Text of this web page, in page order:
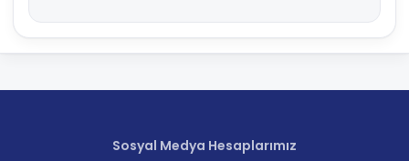
Sosyal Medya Hesaplarımız